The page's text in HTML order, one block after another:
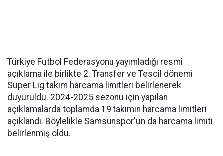
Türkiye Futbol Federasyonu yayımladığı resmi
açıklama ile birlikte 2. Transfer ve Tescil dönemi
Süper Lig takım harcama limitleri belirlenerek
duyuruldu. 2024-2025 sezonu için yapılan
açıklamalarda toplamda 19 takımın harcama limitleri
açıklandı. Böylelikle Samsunspor'un da harcama limiti
belirlenmiş oldu.